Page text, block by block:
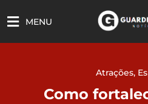
para
MENU
Atrações,
Como